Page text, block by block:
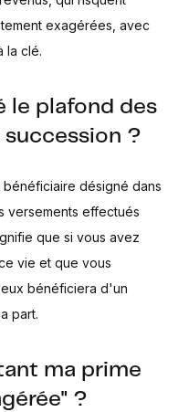
exagérées, avec
la clé.
le plafond des
?
désigné dans
versements effectués
que si vous avez
vie et que vous
bénéficiera d'un
part.
ma prime
?